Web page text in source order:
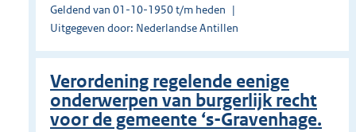
Geldend van 01-10-1950 t/m heden
Uitgegeven door: Nederlandse Antillen
Verordening regelende eenige
onderwerpen van burgerlijk recht
voor de gemeente ‘s-Gravenhage.